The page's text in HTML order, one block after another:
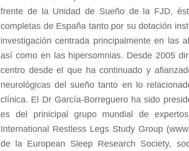
frente de la Unidad de Sueño de la FJD,
completas de España tanto por su dotación
investigación centrada principalmente en las
así como en las hipersomnias. Desde 2005
centro desde el que ha continuado y
neurológicas del sueño tanto en lo
clínica. El Dr García-Borreguero ha sido
es del prinicipal grupo mundial de
International Restless Legs Study Group
de la European Sleep Research Society,